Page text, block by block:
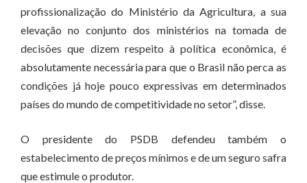
profissionalização do Ministério da Agricultura, a sua
elevação no conjunto dos ministérios na tomada de
decisões que dizem respeito à política econômica, é
absolutamente necessária para que o Brasil não perca as
condições já hoje pouco expressivas em determinados
países do mundo de competitividade no setor”, disse.
O presidente do PSDB defendeu também o
estabelecimento de preços mínimos e de um seguro safra
que estimule o produtor.